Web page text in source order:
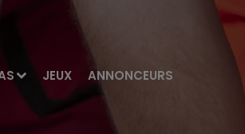
JEUX ANNONCEURS